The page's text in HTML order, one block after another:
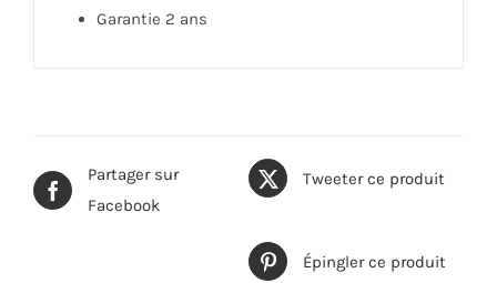
Garantie 2 ans
Partager sur
Facebook
Tweeter ce produit
Épingler ce produit